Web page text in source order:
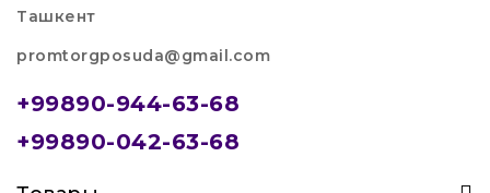
Ташкент
promtorgposuda@gmail.com
+99890-944-63-68
+99890-042-63-68